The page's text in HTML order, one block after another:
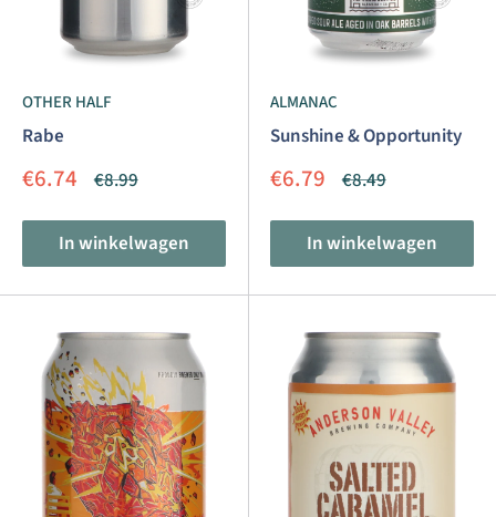
OTHER HALF
Rabe
Aanbiedingsprijs
€6.74 Normale
€8.99
In winkelwagen
ALMANAC
Sunshine & Opportunity
Aanbiedingsprijs
€6.79 Normale
€8.49
In winkelwagen